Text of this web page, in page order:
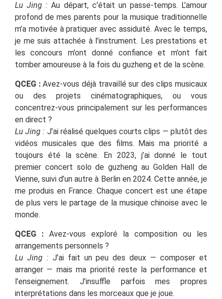
Lu Jing : Au départ, c’était un passe-temps. L’amour
profond de mes parents pour la musique traditionnelle
m’a motivée à pratiquer avec assiduité. Avec le temps,
je me suis attachée à l’instrument. Les prestations et
les concours m’ont donné confiance et m’ont fait
tomber amoureuse à la fois du guzheng et de la scène.
QCEG :Avez-vous déjà travaillé sur des clips musicaux
ou des projets cinématographiques, ou vous
concentrez-vous principalement sur les performances
en direct ?
Lu Jing : J’ai réalisé quelques courts clips — plutôt des
vidéos musicales que des films. Mais ma priorité a
toujours été la scène. En 2023, j’ai donné le tout
premier concert solo de guzheng au Golden Hall de
Vienne, suivi d’un autre à Berlin en 2024. Cette année, je
me produis en France. Chaque concert est une étape
de plus vers le partage de la musique chinoise avec le
monde.
QCEG : Avez-vous exploré la composition ou les
arrangements personnels ?
Lu Jing :J’ai fait un peu des deux — composer et
arranger — mais ma priorité reste la performance et
l’enseignement. J’insuffle parfois mes propres
interprétations dans les morceaux que je joue.